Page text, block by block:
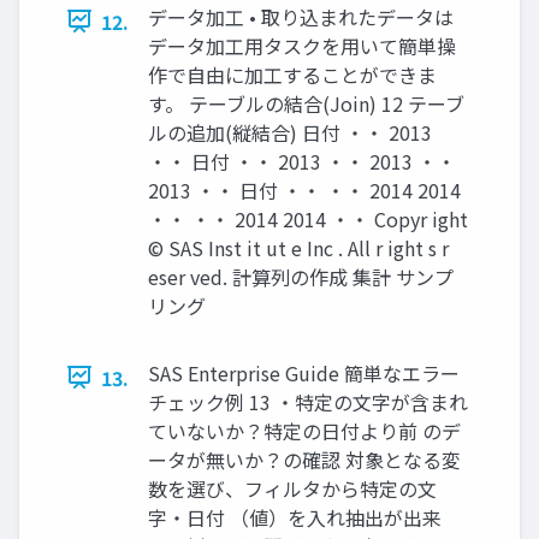
12.
データ加工 • 取り込まれたデータは
データ加工用タスクを用いて簡単操
作で自由に加工することができま
す。 テーブルの結合(Join) 12 テーブ
ルの追加(縦結合) 日付 ・・ 2013
・・ 日付 ・・ 2013 ・・ 2013 ・・
2013 ・・ 日付 ・・ ・・ 2014 2014
・・ ・・ 2014 2014 ・・ Copyr ight
© SAS Inst it ut e Inc . All r ight s r
eser ved. 計算列の作成 集計 サンプ
リング
13.
SAS Enterprise Guide 簡単なエラー
チェック例 13 ・特定の文字が含まれ
ていないか？特定の日付より前 のデ
ータが無いか？の確認 対象となる変
数を選び、フィルタから特定の文
字・日付 （値）を入れ抽出が出来